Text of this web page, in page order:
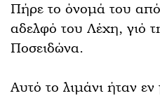
Πήρε το όνομά του
αδελφό του Λέχη, γιό
Ποσειδώνα.
Αυτό το λιμάνι ήταν